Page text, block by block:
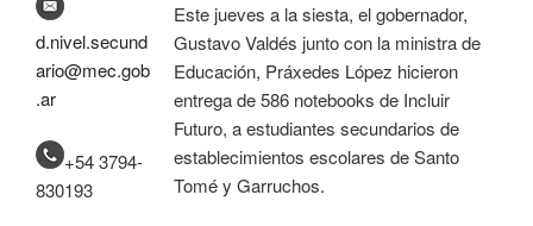
Este jueves a la siesta, el gobernador,
Gustavo Valdés junto con la ministra de
Educación, Práxedes López hicieron
entrega de 586 notebooks de Incluir
Futuro, a estudiantes secundarios de
establecimientos escolares de Santo
Tomé y Garruchos.
d.nivel.secund
ario@mec.gob
.ar
+54 3794-
830193